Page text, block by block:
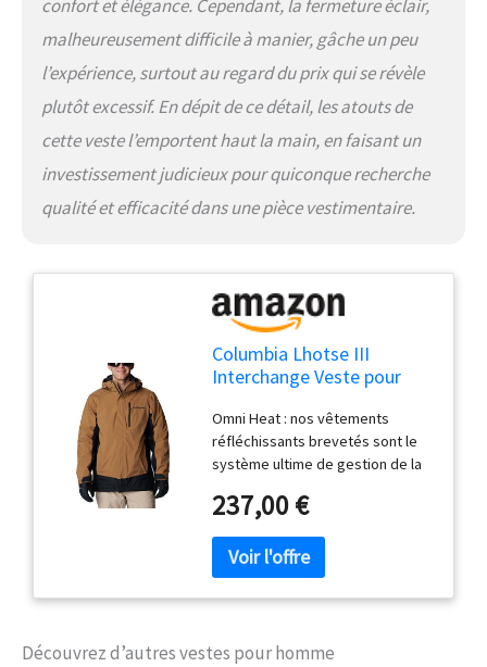
confort et élégance. Cependant, la fermeture éclair,
malheureusement difficile à manier, gâche un peu
l’expérience, surtout au regard du prix qui se révèle
plutôt excessif. En dépit de ce détail, les atouts de
cette veste l’emportent haut la main, en faisant un
investissement judicieux pour quiconque recherche
qualité et efficacité dans une pièce vestimentaire.
Columbia Lhotse III
Interchange Veste pour
(Gros)
Omni Heat : nos vêtements
réfléchissants brevetés sont le
système ultime de gestion de la
performances en plein air. La
doublure intérieure se compose
de notre motif à pois métalliques
conçu pour conserver la chaleur,
tandis que le tissu respirant
notre technologie exclusive offre
237,00 €
Découvrez d’autres vestes pour homme